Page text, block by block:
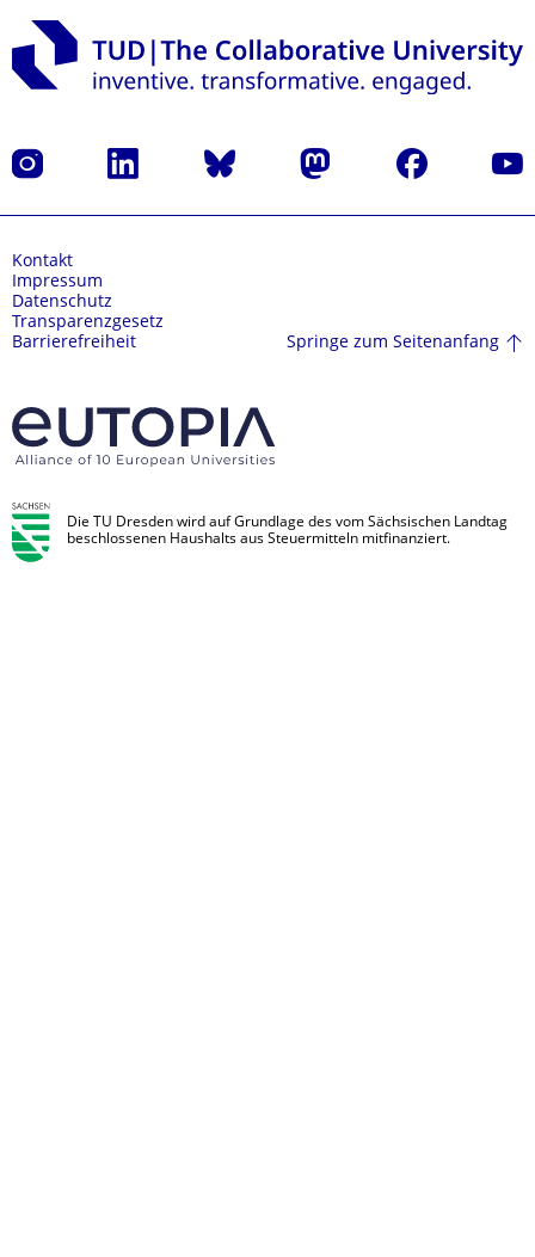
Instagram LinkedIn Bluesky Mastodon Facebook
Kontakt
Impressum
Datenschutz
Transparenzgesetz
Barrierefreiheit
Springe zum Seitenanfang
Die TU Dresden wird auf Grundlage des vom Sächsischen Landtag
beschlossenen Haushalts aus Steuermitteln mitfinanziert.